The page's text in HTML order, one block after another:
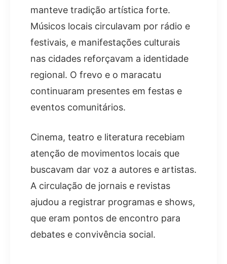
manteve tradição artística forte.
Músicos locais circulavam por rádio e
festivais, e manifestações culturais
nas cidades reforçavam a identidade
regional. O frevo e o maracatu
continuaram presentes em festas e
eventos comunitários.
Cinema, teatro e literatura recebiam
atenção de movimentos locais que
buscavam dar voz a autores e artistas.
A circulação de jornais e revistas
ajudou a registrar programas e shows,
que eram pontos de encontro para
debates e convivência social.